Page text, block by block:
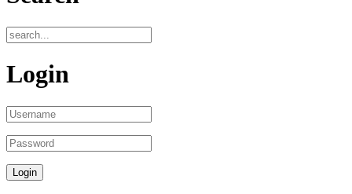
Login